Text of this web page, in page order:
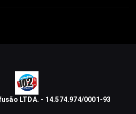
LTDA. - 14.574.974/0001-93